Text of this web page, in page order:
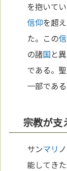
を抱いて
信仰を超
た。この
の諸国と
である。聖
一部である
宗教が支
サンマリ
能してき